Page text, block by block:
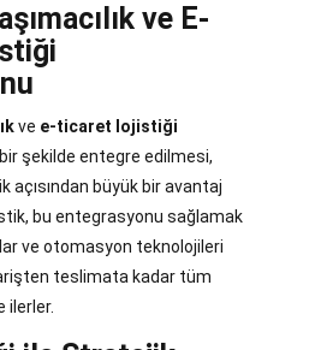
ve E-
ve e-ticaret lojistiği
şekilde entegre edilmesi,
açısından büyük bir avantaj
bu entegrasyonu sağlamak
ve otomasyon teknolojileri
teslimata kadar tüm
ilerler.